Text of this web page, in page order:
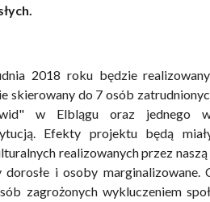
2018 roku będzie
skierowany do 7 osób
w Elblągu oraz jednego
Efekty projektu będą
realizowanych przez
i osoby
zagrożonych wykluczeniem